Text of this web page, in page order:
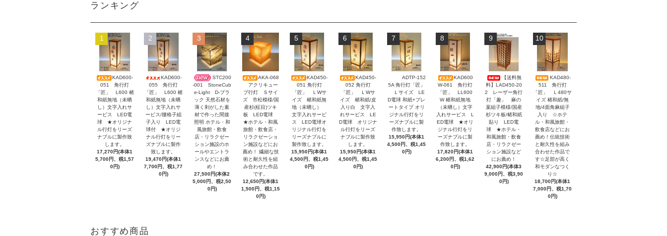
ランキング
1
KAD600-
051 角行灯
「匠」 L600 楮
和紙無地（未晒
し）文字入れサ
ービス LED電
球 ★オリジナ
ル行灯をリーズ
ナブルに製作致
します。
17,270円(本体1
5,700円、税1,57
0円)
2
KAD600-
055 角行灯
「匠」 L600 楮
和紙無地（未晒
し）文字入れサ
ービス/腰格子組
子入り LED電
球付 ★オリジ
ナル行灯をリー
ズナブルに製作
致します。
19,470円(本体1
7,700円、税1,77
0円)
3
STC200
-001 StoneCub
e-Light D-ブラ
ック 天然石材を
薄く剥がした素
材で作った間接
照明 ホテル・和
風旅館・飲食
店・リラクゼー
ション施設のホ
ールやエントラ
ンスなどにお薦
め！
27,500円(本体2
5,000円、税2,50
0円)
4
AKA-068
アクリキュー
ブ行灯 Ｓサイ
ズ 市松模様/国
産杉(柾目)ツキ
板 LED電球
★ホテル・和風
旅館・飲食店・
リラクゼーショ
ン施設などにお
薦め！ 繊細な技
術と耐久性を組
み合わせた作品
です。
12,650円(本体1
1,500円、税1,15
0円)
5
KAD450-
051 角行灯
「匠」 ＬWサ
イズ 楮和紙無
地（未晒し）
文字入れサービ
ス LED電球オ
リジナル行灯を
リーズナブルに
製作致します。
15,950円(本体1
4,500円、税1,45
0円)
6
KAD450-
052 角行灯
「匠」 ＬWサ
イズ 楮和紙/皮
入り白 文字入
れサービス LE
D電球 オリジナ
ル行灯をリーズ
ナブルに製作致
します。
15,950円(本体1
4,500円、税1,45
0円)
7
ADTP-152
5A 角行灯「匠」
Ｌサイズ LE
D電球 和紙+プレ
ートタイプ オリ
ジナル行灯をリ
ーズナブルに製
作致します。
15,950円(本体1
4,500円、税1,45
0円)
8
KAD600
W-061 角行灯
「匠」 LL600
W 楮和紙無地
（未晒し）文字
入れサービス L
ED電球 ★オリ
ジナル行灯をリ
ーズナブルに製
作致します。
17,820円(本体1
6,200円、税1,62
0円)
9
【送料無
料】LAD450-20
2 レーザー角行
灯「趣」 麻の
葉組子模様/国産
杉ツキ板/楮和紙
貼り LED電
球 ★ホテル・
和風旅館・飲食
店・リラクゼー
ション施設など
にお薦め！
42,900円(本体3
9,000円、税3,90
0円)
10
KAD480-
511 角行灯
「匠」 Ｌ480サ
イズ 楮和紙/無
地/4面角麻組子
入り ☆ホテ
ル・和風旅館・
飲食店などにお
薦め！伝統技術
と耐久性を組み
合わせた作品で
す☆足部が高く
和モダンなつく
り☆
18,700円(本体1
7,000円、税1,70
0円)
おすすめ商品